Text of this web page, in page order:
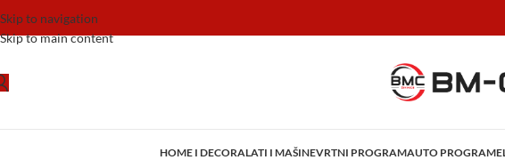
Skip to navigation
Skip to main content
HOME I DECORALATI I MAŠINEVRTNI PROGRAMAUTO PROGRAM